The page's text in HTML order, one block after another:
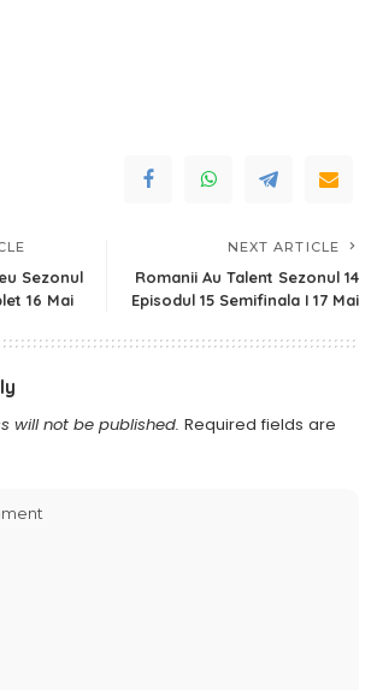
Sezonul
16 Mai
NEXT ARTICLE
Romanii Au Talent Sezonul 14
Episodul 15 Semifinala I 17 Mai
will not be published. Required fields are